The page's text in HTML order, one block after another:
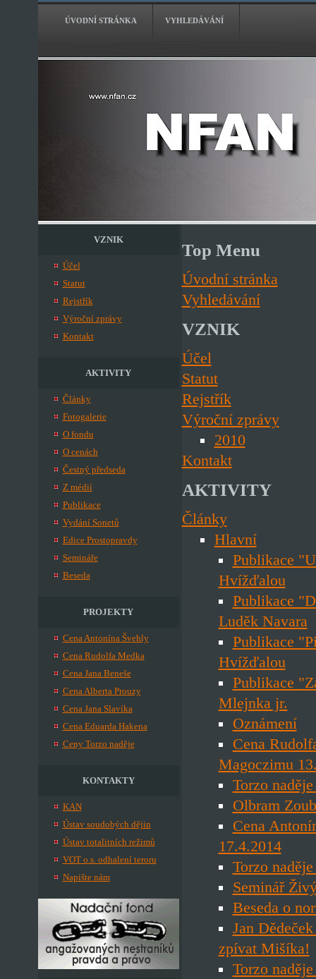
ÚVODNÍ STRÁNKA VYHLEDÁVÁNÍ
VZNIK
Účel
Statut
Rejstřík
Výroční zprávy
Kontakt
AKTIVITY
Články
Fotogalerie
O fondu
O cenách
Čestný předseda
Z médií
Publikace
Vydání Sonetů
Edice Prostopravdy
Semináře
Beseda
PROJEKTY
Cena Antonína Švehly
Cena Rudolfa Medka
Cena Jana Beneše
Cena Alberta Prouzy
Cena Jana Slavíka
Cena Eduarda Hakena
Ceny Torzo naděje
KONTAKTY
KAN
Ústav soudobých dějin
Ústav totalitních režimů
VOT o.s. odhalení teroru
Napište nám
Top Menu
Úvodní stránka
Vyhledávání
VZNIK
Účel
Statut
Rejstřík
Výroční zprávy
2010
Kontakt
AKTIVITY
Články
Hlavní
Publikace
Hvížďalou
Publikace
Luděk Navara
Publikace
Hvížďalou
Publikace
Mlejnka jr.
Oznámení
Cena
Magoczimu
Torzo
Olbram
Cena
17.4.2014
Torzo
Seminář
Beseda o
Jan
zpívat Mišíka!
Torzo